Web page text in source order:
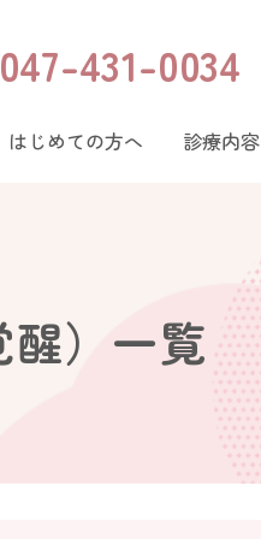
047-431-0034
はじめての方へ 診療内容
）一覧